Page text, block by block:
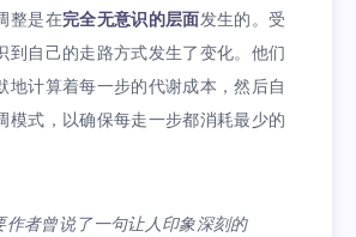
整是在完全无意识的层面发生的。受
到自己的走路方式发生了变化。他们
地计算着每一步的代谢成本，然后自
模式，以确保每走一步都消耗最少的
作者曾说了一句让人印象深刻的